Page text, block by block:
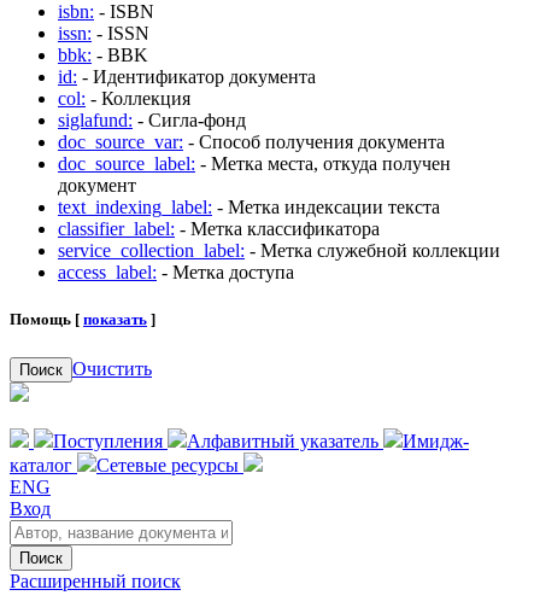
isbn: - ISBN
issn: - ISSN
bbk: - BBK
id: - Идентификатор документа
col: - Коллекция
siglafund: - Сигла-фонд
doc_source_var: - Способ получения документа
doc_source_label: - Метка места, откуда получен
документ
text_indexing_label: - Метка индексации текста
classifier_label: - Метка классификатора
service_collection_label: - Метка служебной коллекции
access_label: - Метка доступа
Помощь [ показать ]
Поиск Очистить
Поступления Алфавитный указатель
Имидж-
каталог
Сетевые ресурсы
ENG
Вход
Поиск
Расширенный поиск